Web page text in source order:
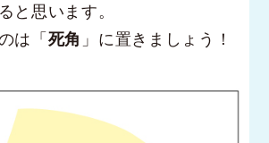
と思います。
は「死角 」に置きましょう！